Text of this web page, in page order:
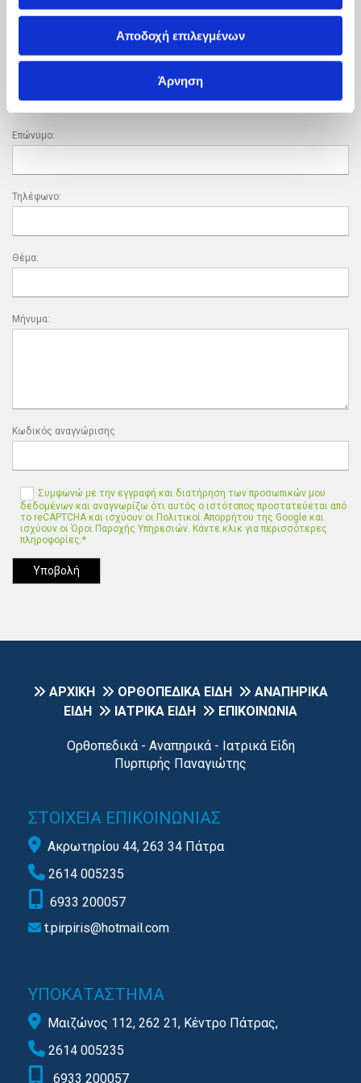
Αποδοχή επιλεγμένων
Άρνηση
Τα πεδία που χαρακτηρίζονται με *
είναι υποχρεωτικά
Επώνυμο:
Τηλέφωνο:
Θέμα:
Μήνυμα:
Κωδικός αναγνώρισης
Συμφωνώ με την εγγραφή και διατήρηση των προσωπικών μου
δεδομένων και αναγνωρίζω ότι αυτός ο ιστότοπος προστατεύεται από
το reCAPTCHA και ισχύουν οι Πολιτικοί Απορρήτου της Google και
ισχύουν οι Όροι Παροχής Υπηρεσιών. Κάντε κλικ για περισσότερες
πληροφορίες.*
 ΑΡΧΙΚΗ  ΟΡΘΟΠΕΔΙΚΑ ΕΙΔΗ  ΑΝΑΠΗΡΙΚΑ
ΕΙΔΗ
 ΙΑΤΡΙΚΑ ΕΙΔΗ  ΕΠΙΚΟΙΝΩΝΙΑ
Ορθοπεδικά - Αναπηρικά - Ιατρικά Είδη
Πυρπιρής Παναγιώτης
ΣΤΟΙΧΕΙΑ ΕΠΙΚΟΙΝΩΝΙΑΣ
 Ακρωτηρίου 44, 263 34 Πάτρα
 2614 005235
 6933 200057
 t.pirpiris@hotmail.com
YΠΟΚΑΤΑΣΤΗΜΑ
 Μαιζώνος 112, 262 21, Κέντρο Πάτρας,
 2614 005235
 6933 200057